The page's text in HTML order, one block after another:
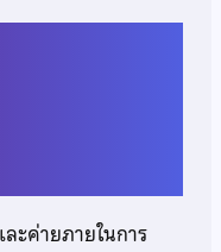
ะค่ายภายในการ